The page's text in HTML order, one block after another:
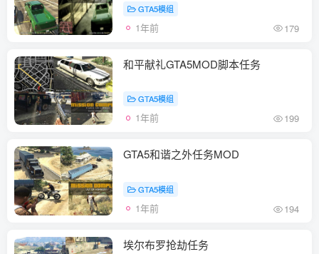
GTA5模组
1年前 179
和平献礼GTA5MOD脚本任务
GTA5模组
1年前 199
GTA5和谐之外任务MOD
GTA5模组
1年前 194
埃尔布罗抢劫任务